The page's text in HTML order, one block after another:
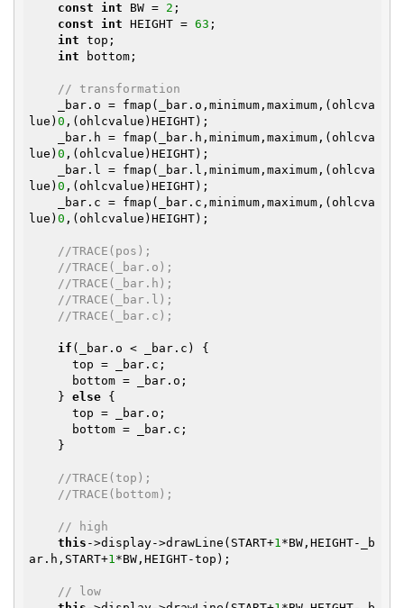
const int BW = 2 ;
const
int HEIGHT = 63 ;
int top;
int bottom;
// transformation
lue) 0 ,(ohlcvalue)HEIGHT);
lue) 0 ,(ohlcvalue)HEIGHT);
lue) 0 ,(ohlcvalue)HEIGHT);
lue) 0 ,(ohlcvalue)HEIGHT);
//TRACE(pos);
//TRACE(_bar.o);
//TRACE(_bar.h);
//TRACE(_bar.l);
//TRACE(_bar.c);
if (_bar.o < _bar.c) {
    }
else {
//TRACE(top);
//TRACE(bottom);
// high
this ->display->drawLine(START+1*BW,HEIGHT-_b
ar.h,START+1*BW,HEIGHT-top);
// low